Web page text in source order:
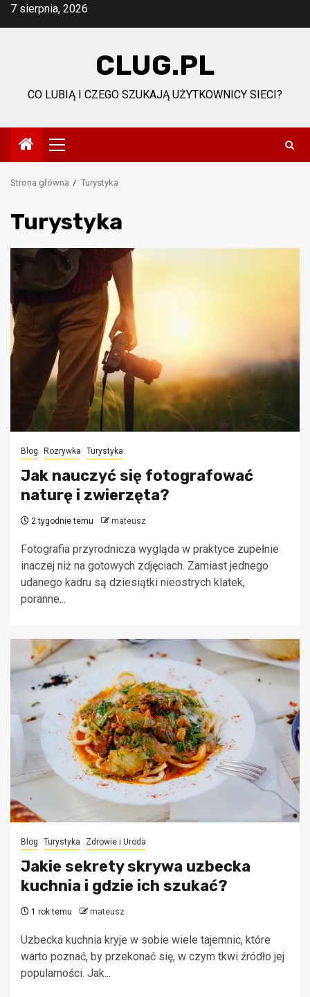
Przejdź
7 sierpnia, 2026
CLUG.PL
CO LUBIĄ I CZEGO SZUKAJĄ UŻYTKOWNICY SIECI?
Menu
główne
Strona główna Turystyka
Turystyka
Blog Rozrywka Turystyka
Jak nauczyć się fotografować
naturę i zwierzęta?
2 tygodnie temu mateusz
Fotografia przyrodnicza wygląda w praktyce zupełnie
inaczej niż na gotowych zdjęciach. Zamiast jednego
udanego kadru są dziesiątki nieostrych klatek,
poranne...
Blog Turystyka Zdrowie i Uroda
Jakie sekrety skrywa uzbecka
kuchnia i gdzie ich szukać?
1 rok temu mateusz
Uzbecka kuchnia kryje w sobie wiele tajemnic, które
warto poznać, by przekonać się, w czym tkwi źródło jej
popularności. Jak...